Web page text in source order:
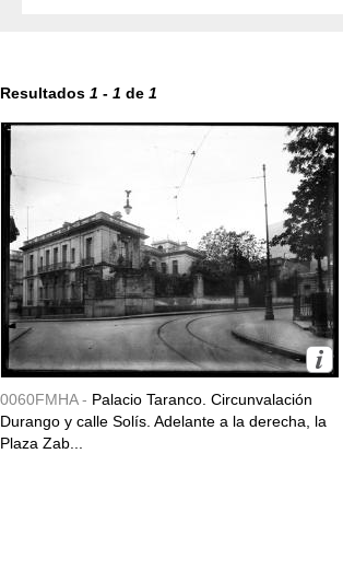
Resultados 1 - 1 de 1
0060FMHA - Palacio Taranco. Circunvalación
Durango y calle Solís. Adelante a la derecha, la
Plaza Zab...